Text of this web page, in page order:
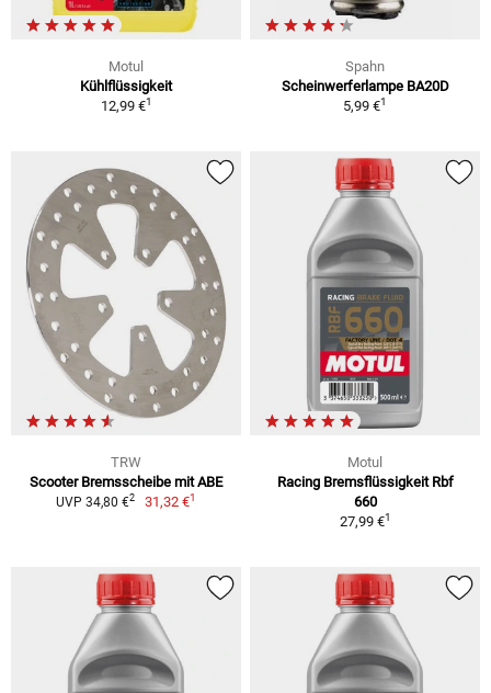
Motul
Kühlflüssigkeit
12,99 €1
Spahn
Scheinwerferlampe BA20D
5,99 €1
TRW
Scooter Bremsscheibe mit ABE
UVP 34,80 €2 31,32 €1
Motul
Racing Bremsflüssigkeit Rbf
660
27,99 €1